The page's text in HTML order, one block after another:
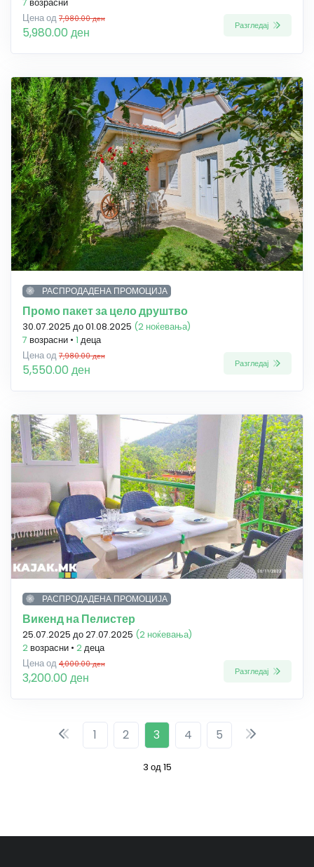
Цена од 7,980.00 ден
5,980.00 ден Разгледај
РАСПРОДАДЕНА ПРОМОЦИЈА
Промо пакет за цело друштво
30.07.2025 до 01.08.2025 (2 ноќевања)
7 возрасни • 1 деца
Цена од 7,980.00 ден
5,550.00 ден Разгледај
РАСПРОДАДЕНА ПРОМОЦИЈА
Викенд на Пелистер
25.07.2025 до 27.07.2025 (2 ноќевања)
2 возрасни • 2деца
Цена од 4,000.00 ден
3,200.00 ден Разгледај
1 2 3 4 5
3 од 15